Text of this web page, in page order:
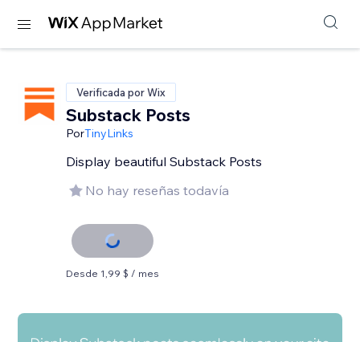
Verificada por Wix
Substack Posts
PorTinyLinks
Display beautiful Substack Posts
No hay reseñas todavía
Desde 1,99 $ / mes